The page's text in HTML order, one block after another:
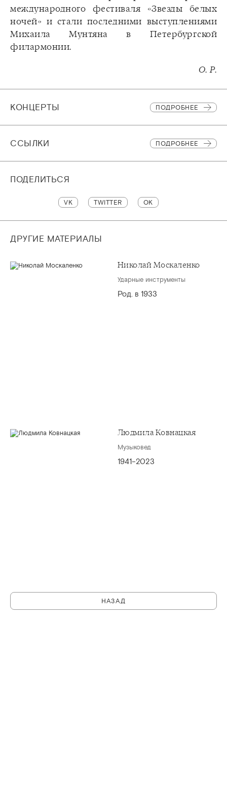
международного фестиваля «Звезды белых
ночей» и стали последними выступлениями
Михаила Мунтяна в Петербургской
филармонии.
О. Р.
КОНЦЕРТЫ ПОДРОБНЕЕ
CСЫЛКИ ПОДРОБНЕЕ
ПОДЕЛИТЬСЯ
VK TWITTER OK
ДРУГИЕ МАТЕРИАЛЫ
Николай Москаленко
Ударные инструменты
Род. в 1933
Людмила Ковнацкая
Музыковед
1941–2023
НАЗАД